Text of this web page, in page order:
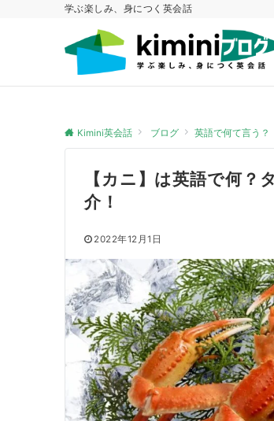
学ぶ楽しみ、身につく英会話
Kimini英会話 ブログ 英語で何て言う？
【カニ】は英語で何
介！
2022年12月1日